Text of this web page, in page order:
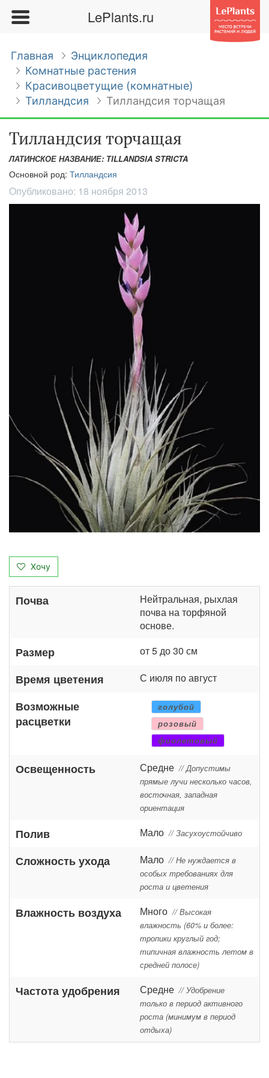
LePlants.ru
Главная
Энциклопедия
Комнатные растения
Красивоцветущие (комнатные)
Тилландсия
Тилландсия торчащая
Тилландсия торчащая
ЛАТИНСКОЕ НАЗВАНИЕ: ТILLANDSIA STRICTA
Основной род: Тилландсия
Опубликовано: 18 ноября 2013
Хочу
Почва
Нейтральная, рыхлая
почва на торфяной
основе.
Размер от 5 до 30 см
Время цветения С июля по август
Возможные
расцветки
голубой
розовый
фиолетовый
Освещенность Средне // Допустимы
прямые лучи несколько часов,
восточная, западная
ориентация
Полив Мало // Засухоустойчиво
Сложность ухода Мало // Не нуждается в
особых требованиях для
роста и цветения
Влажность воздуха Много // Высокая
влажность (60% и более:
тропики круглый год;
типичная влажность летом в
средней полосе)
Частота удобрения Средне // Удобрение
только в период активного
роста (минимум в период
отдыха)